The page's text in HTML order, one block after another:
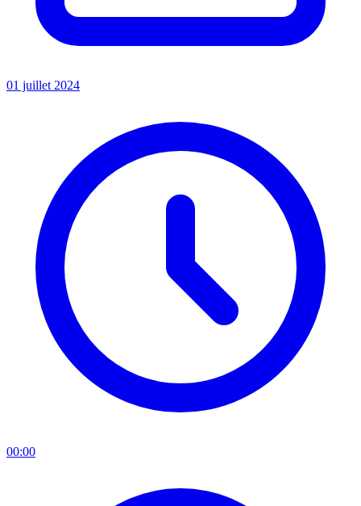
01 juillet 2024
00:00